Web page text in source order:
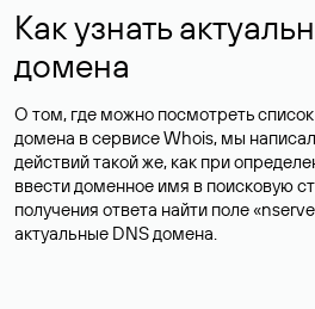
Как узнать
домена
О том, где можно посмотреть
домена в сервисе Whois, мы
действий такой же, как при
ввести доменное имя в поисковую
получения ответа найти поле
актуальные DNS домена.